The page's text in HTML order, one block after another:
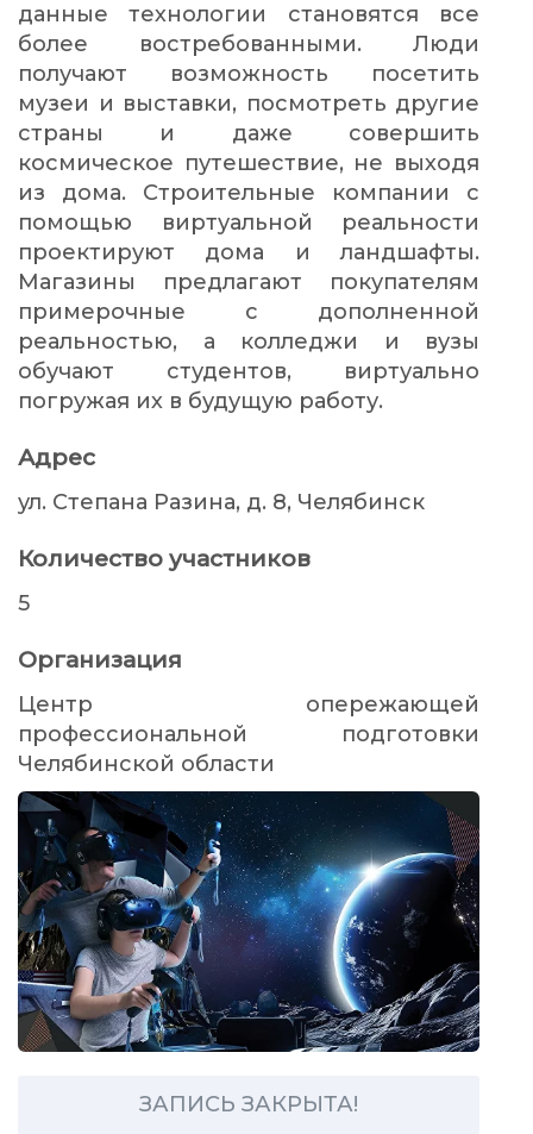
данные технологии становятся все
более востребованными. Люди
получают возможность посетить
музеи и выставки, посмотреть другие
страны и даже совершить
космическое путешествие, не выходя
из дома. Строительные компании с
помощью виртуальной реальности
проектируют дома и ландшафты.
Магазины предлагают покупателям
примерочные с дополненной
реальностью, а колледжи и вузы
обучают студентов, виртуально
погружая их в будущую работу.
Адрес
ул. Степана Разина, д. 8, Челябинск
Количество участников
5
Организация
Центр опережающей
профессиональной подготовки
Челябинской области
ЗАПИСЬ ЗАКРЫТА!